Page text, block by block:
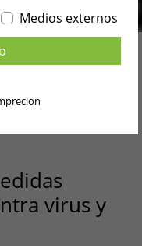
virus y
Medios externos